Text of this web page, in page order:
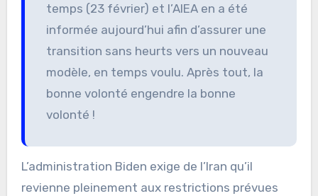
temps (23 février) et l’AIEA en a été
informée aujourd’hui afin d’assurer une
transition sans heurts vers un nouveau
modèle, en temps voulu. Après tout, la
bonne volonté engendre la bonne
volonté !
L’administration Biden exige de l’Iran qu’il
revienne pleinement aux restrictions prévues